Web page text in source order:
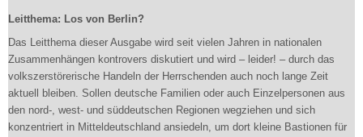
Leitthema: Los von Berlin?
Das Leitthema dieser Ausgabe wird seit vielen Jahren in nationalen
Zusammenhängen kontrovers diskutiert und wird – leider! – durch das
volkszerstörerische Handeln der Herrschenden auch noch lange Zeit
aktuell bleiben. Sollen deutsche Familien oder auch Einzelpersonen aus
den nord-, west- und süddeutschen Regionen wegziehen und sich
konzentriert in Mitteldeutschland ansiedeln, um dort kleine Bastionen für